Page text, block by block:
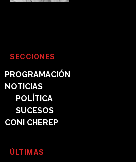
SECCIONES
PROGRAMACIÓN
NOTICIAS
POLÍTICA
SUCESOS
CONI CHEREP
ÚLTIMAS